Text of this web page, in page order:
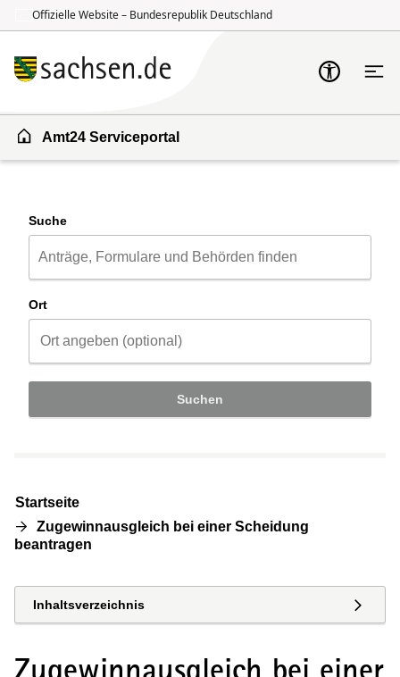
Offizielle Website – Bundesrepublik Deutschland
Amt24 Serviceportal
Suche
Ort
Suchen
Startseite
Zugewinnausgleich bei einer Scheidung
beantragen
Inhaltsverzeichnis
Zugewinnausgleich bei einer